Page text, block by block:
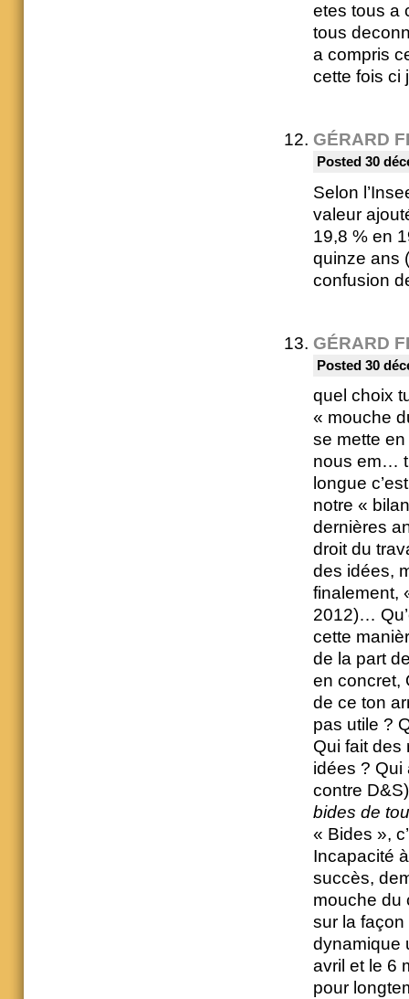
etes tous a
tous
a compris
cette fois ci
GÉRARD
Posted 30
Selon
valeur
19,8 % en
quinze ans
confusion
GÉRARD
Posted 30
quel choix
« mouche
se mette
nous em…
longue
notre «
dernières
droit du
des idées,
finalement,
2012)…
cette
de la part
en concret,
de ce ton
pas utile ?
Qui fait des
idées ? Qui
contre
bides de
« Bides »,
Incapacité
succès,
mouche du
sur la façon
dynamique
avril et le 6
pour